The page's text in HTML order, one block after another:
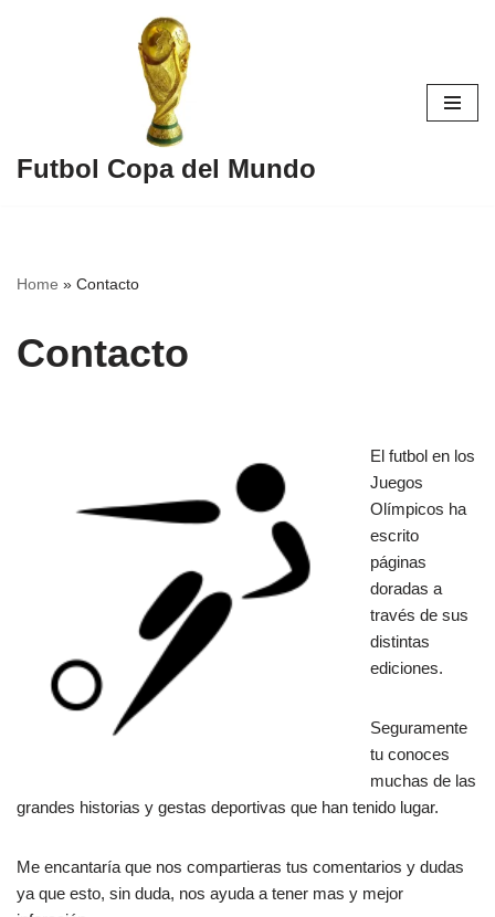
Futbol Copa del Mundo
Home » Contacto
Contacto
El futbol en los
Juegos
Olímpicos ha
escrito
páginas
doradas a
través de sus
distintas
ediciones.
Seguramente
tu conoces
muchas de las
grandes historias y gestas deportivas que han tenido lugar.
Me encantaría que nos compartieras tus comentarios y dudas
ya que esto, sin duda, nos ayuda a tener mas y mejor